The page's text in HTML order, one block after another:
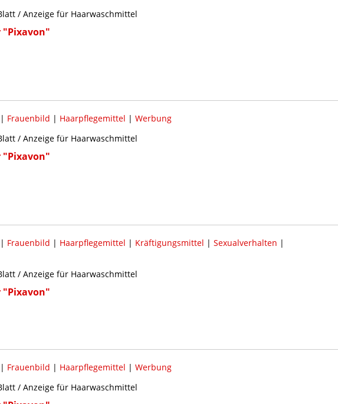
/ Anzeige für Haarwaschmittel
"Pixavon"
Frauenbild | Haarpflegemittel | Werbung
/ Anzeige für Haarwaschmittel
"Pixavon"
Frauenbild | Haarpflegemittel | Kräftigungsmittel | Sexualverhalten |
/ Anzeige für Haarwaschmittel
"Pixavon"
Frauenbild | Haarpflegemittel | Werbung
/ Anzeige für Haarwaschmittel